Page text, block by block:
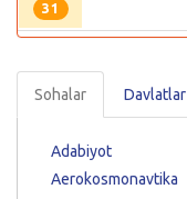
31
Sohalar Davlatlar
Adabiyot
Aerokosmonavtika